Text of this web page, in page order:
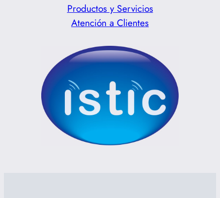
Productos y Servicios
Atención a Clientes